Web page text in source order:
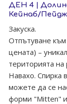
ДЕН 4 |
Кейнаб/Пейдж
Закуска.
Отпътуване
цената) –
територията
Навахо. Спирка
можете да се
форми "Mitten"